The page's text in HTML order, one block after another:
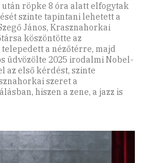
röpke 8 óra alatt elfogytak
szinte tapintani lehetett a
János, Krasznahorkai
köszöntötte az
a nézőtérre, majd
üdvözölte 2025 irodalmi Nobel-
az első kérdést, szinte
szeret a
hiszen a zene, a jazz is